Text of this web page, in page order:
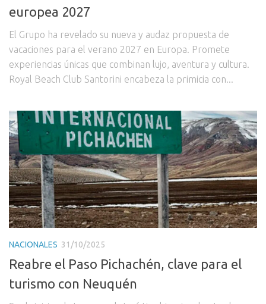
europea 2027
El Grupo ha revelado su nueva y audaz propuesta de
vacaciones para el verano 2027 en Europa. Promete
experiencias únicas que combinan lujo, aventura y cultura.
Royal Beach Club Santorini encabeza la primicia con...
NACIONALES 31/10/2025
Reabre el Paso Pichachén, clave para el
turismo con Neuquén